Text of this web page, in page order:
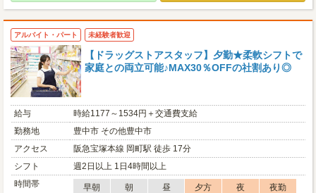
アルバイト・パート 未経験者歓迎
【ドラッグストアスタッフ】夕勤★柔軟シフトで
家庭との両立可能♪MAX30％OFFの社割あり◎
給与
時給1177～1534円＋交通費支給
勤務地
豊中市 その他豊中市
アクセス
阪急宝塚本線 岡町駅 徒歩 17分
シフト
週2日以上 1日4時間以上
時間帯
早朝 朝 昼 夕方 夜
夜勤